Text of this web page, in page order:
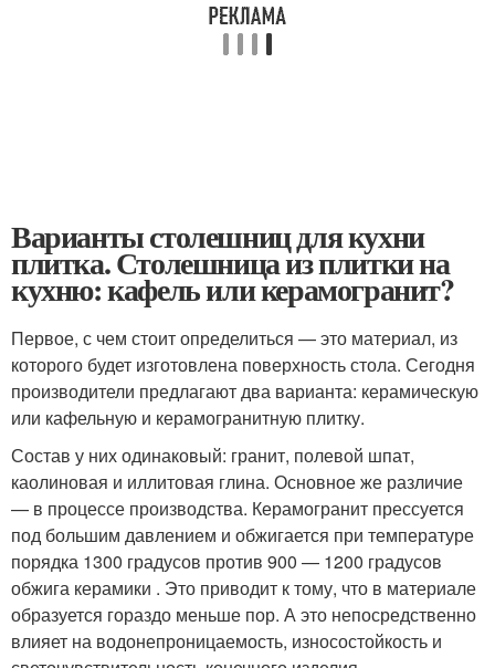
Варианты столешниц для кухни
плитка. Столешница из плитки на
кухню: кафель или керамогранит?
Первое, с чем стоит определиться — это материал, из
которого будет изготовлена поверхность стола. Сегодня
производители предлагают два варианта: керамическую
или кафельную и керамогранитную плитку.
Состав у них одинаковый: гранит, полевой шпат,
каолиновая и иллитовая глина. Основное же различие
— в процессе производства. Керамогранит прессуется
под большим давлением и обжигается при температуре
порядка 1300 градусов против 900 — 1200 градусов
обжига керамики . Это приводит к тому, что в материале
образуется гораздо меньше пор. А это непосредственно
влияет на водонепроницаемость, износостойкость и